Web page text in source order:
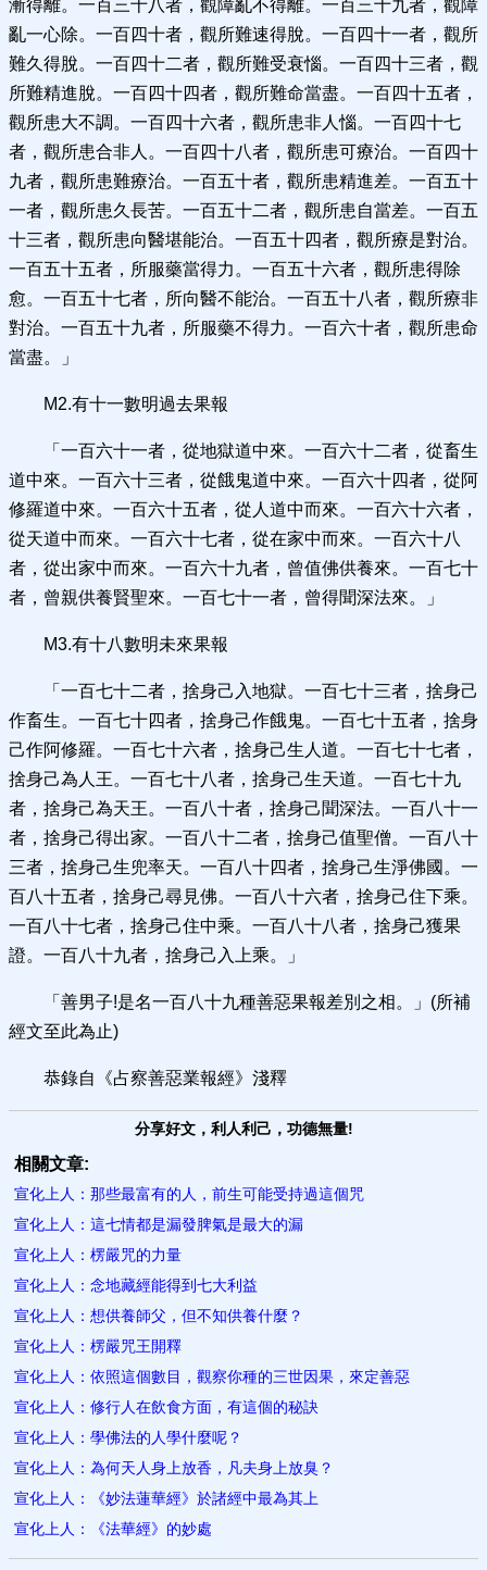
漸得離。一百三十八者，觀障亂不得離。一百三十九者，觀障
亂一心除。一百四十者，觀所難速得脫。一百四十一者，觀所
難久得脫。一百四十二者，觀所難受衰惱。一百四十三者，觀
所難精進脫。一百四十四者，觀所難命當盡。一百四十五者，
觀所患大不調。一百四十六者，觀所患非人惱。一百四十七
者，觀所患合非人。一百四十八者，觀所患可療治。一百四十
九者，觀所患難療治。一百五十者，觀所患精進差。一百五十
一者，觀所患久長苦。一百五十二者，觀所患自當差。一百五
十三者，觀所患向醫堪能治。一百五十四者，觀所療是對治。
一百五十五者，所服藥當得力。一百五十六者，觀所患得除
愈。一百五十七者，所向醫不能治。一百五十八者，觀所療非
對治。一百五十九者，所服藥不得力。一百六十者，觀所患命
當盡。」
M2.有十一數明過去果報
「一百六十一者，從地獄道中來。一百六十二者，從畜生
道中來。一百六十三者，從餓鬼道中來。一百六十四者，從阿
修羅道中來。一百六十五者，從人道中而來。一百六十六者，
從天道中而來。一百六十七者，從在家中而來。一百六十八
者，從出家中而來。一百六十九者，曾值佛供養來。一百七十
者，曾親供養賢聖來。一百七十一者，曾得聞深法來。」
M3.有十八數明未來果報
「一百七十二者，捨身己入地獄。一百七十三者，捨身己
作畜生。一百七十四者，捨身己作餓鬼。一百七十五者，捨身
己作阿修羅。一百七十六者，捨身己生人道。一百七十七者，
捨身己為人王。一百七十八者，捨身己生天道。一百七十九
者，捨身己為天王。一百八十者，捨身己聞深法。一百八十一
者，捨身己得出家。一百八十二者，捨身己值聖僧。一百八十
三者，捨身己生兜率天。一百八十四者，捨身己生淨佛國。一
百八十五者，捨身己尋見佛。一百八十六者，捨身己住下乘。
一百八十七者，捨身己住中乘。一百八十八者，捨身己獲果
證。一百八十九者，捨身己入上乘。」
「善男子!是名一百八十九種善惡果報差別之相。」(所補
經文至此為止)
恭錄自《占察善惡業報經》淺釋
分享好文，利人利己，功德無量!
相關文章:
宣化上人：那些最富有的人，前生可能受持過這個咒
宣化上人：這七情都是漏發脾氣是最大的漏
宣化上人：楞嚴咒的力量
宣化上人：念地藏經能得到七大利益
宣化上人：想供養師父，但不知供養什麼？
宣化上人：楞嚴咒王開釋
宣化上人：依照這個數目，觀察你種的三世因果，來定善惡
宣化上人：修行人在飲食方面，有這個的秘訣
宣化上人：學佛法的人學什麼呢？
宣化上人：為何天人身上放香，凡夫身上放臭？
宣化上人：《妙法蓮華經》於諸經中最為其上
宣化上人：《法華經》的妙處